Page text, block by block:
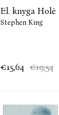
El. knyga Holė
Stephen King
€15,64 €19,54